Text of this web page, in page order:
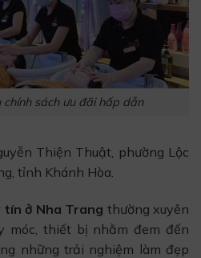
chính sách ưu đãi hấp dẫn
Thiện Thuật, phường Lộc
tỉnh Khánh Hòa.
tín ở Nha Trang thường xuyên
móc, thiết bị nhằm đem đến
những trải nghiệm làm đẹp